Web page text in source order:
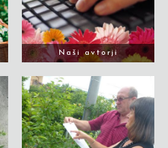
Naši avtorji